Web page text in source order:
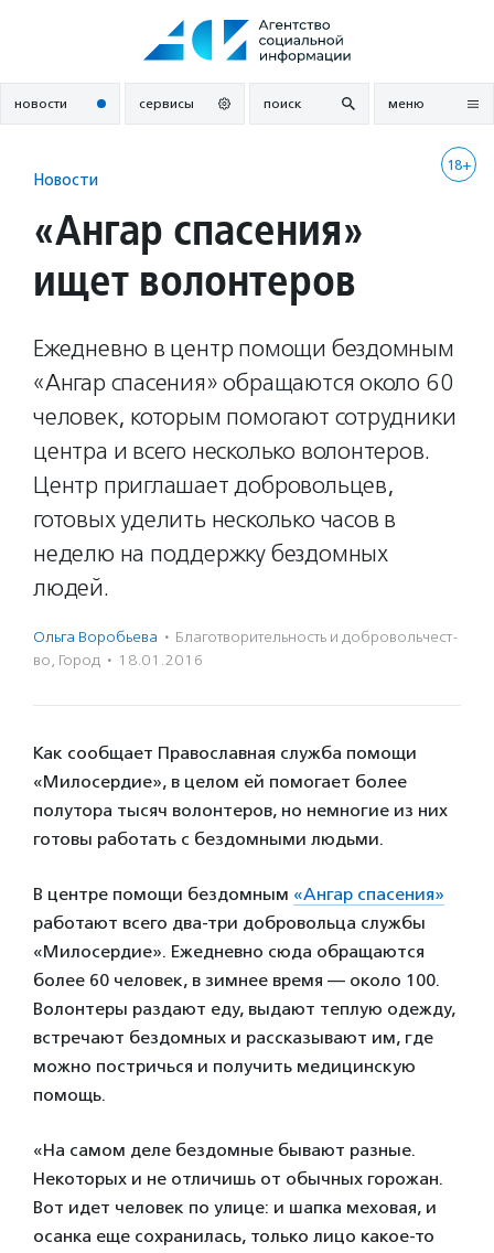
новости сервисы поиск меню
18+
Новости
«Ангар спасения»
ищет волонтеров
Ежедневно в центр помощи бездомным
«Ангар спасения» обращаются около 60
человек, которым помогают сотрудники
центра и всего несколько волонтеров.
Центр приглашает добровольцев,
готовых уделить несколько часов в
неделю на поддержку бездомных
людей.
Ольга Воробьева · Благотвори­тель­ность и доброволь­чест­
во, Город · 18.01.2016
Как сообщает Православная служба помощи
«Милосердие», в целом ей помогает более
полутора тысяч волонтеров, но немногие из них
готовы работать с бездомными людьми.
В центре помощи бездомным «Ангар спасения»
работают всего два-три добровольца службы
«Милосердие». Ежедневно сюда обращаются
более 60 человек, в зимнее время — около 100.
Волонтеры раздают еду, выдают теплую одежду,
встречают бездомных и рассказывают им, где
можно постричься и получить медицинскую
помощь.
«На самом деле бездомные бывают разные.
Некоторых и не отличишь от обычных горожан.
Вот идет человек по улице: и шапка меховая, и
осанка еще сохранилась, только лицо какое-то